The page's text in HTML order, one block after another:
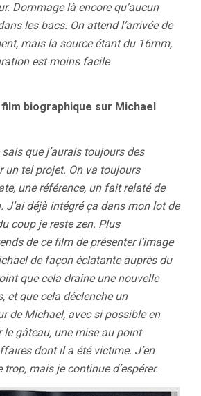
Dommage là encore qu’aucun
les bacs. On attend l’arrivée de
mais la source étant du 16mm,
est moins facile
film biographique sur Michael
que j’aurais toujours des
un tel projet. On va toujours
une référence, un fait relaté de
J’ai déjà intégré ça dans mon lot de
coup je reste zen. Plus
de ce film de présenter l’image
de façon éclatante auprès du
que cela draine une nouvelle
et que cela déclenche un
de Michael, avec si possible en
le gâteau, une mise au point
dont il a été victime. J’en
mais je continue d’espérer.